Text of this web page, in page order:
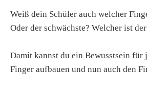
Weiß dein Schüler auch welcher
Oder der schwächste? Welcher ist
Damit kannst du ein Bewusstsein für
Finger aufbauen und nun auch den